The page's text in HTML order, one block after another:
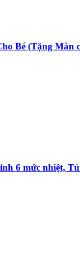
Bé (Tặng Màn
6 mức nhiệt,